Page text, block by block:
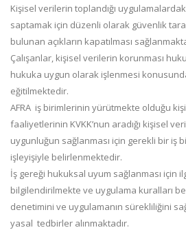
Kişisel verilerin toplandığı
saptamak için düzenli olarak güvenlik
bulunan açıkların kapatılması
Çalışanlar, kişisel verilerin korunması
hukuka uygun olarak işlenmesi
eğitilmektedir.
AFRA iş birimlerinin yürütmekte olduğu
faaliyetlerinin KVKK’nun aradığı kişisel
uygunluğun sağlanması için gerekli bir iş
işleyişiyle belirlenmektedir.
İş gereği hukuksal uyum sağlanması için
bilgilendirilmekte ve uygulama kuralları
denetimini ve uygulamanın sürekliliğini
yasal tedbirler alınmaktadır.